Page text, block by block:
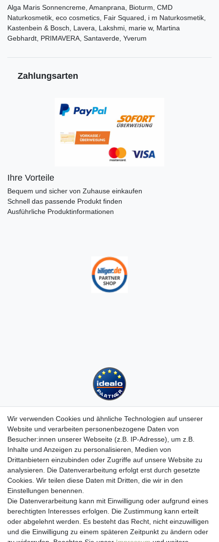
Alga Maris Sonnencreme, Amanprana, Bioturm, CMD
Naturkosmetik, eco cosmetics, Fair Squared, i m Naturkosmetik,
Kastenbein & Bosch, Lavera, Lakshmi, marie w, Martina
Gebhardt, PRIMAVERA, Santaverde, Yverum
Zahlungsarten
Ihre Vorteile
Bequem und sicher von Zuhause einkaufen
Schnell das passende Produkt finden
Ausführliche Produktinformationen
Kundenservice
Hotline: 07452 - 847 162 0
Kontakt
Anmelden
Registrieren
Newsletter
Versand & Lieferung
Zahlungsarten
viasalutis
Wir verwenden Cookies und ähnliche Technologien auf unserer
Website und verarbeiten personenbezogene Daten von
Besucher:innen unserer Webseite (z.B. IP-Adresse), um z.B.
Inhalte und Anzeigen zu personalisieren, Medien von
Drittanbietern einzubinden oder Zugriffe auf unsere Website zu
analysieren. Die Datenverarbeitung erfolgt erst durch gesetzte
Cookies. Wir teilen diese Daten mit Dritten, die wir in den
Einstellungen benennen.
Die Datenverarbeitung kann mit Einwilligung oder aufgrund eines
berechtigten Interesses erfolgen. Die Zustimmung kann erteilt
oder abgelehnt werden. Es besteht das Recht, nicht einzuwilligen
und die Einwilligung zu einem späteren Zeitpunkt zu ändern oder